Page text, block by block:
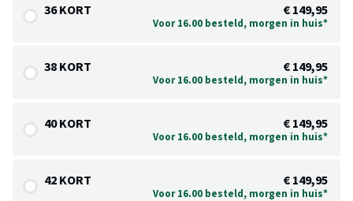
36 KORT € 149,95
Voor 16.00 besteld, morgen in huis*
38 KORT € 149,95
Voor 16.00 besteld, morgen in huis*
40 KORT € 149,95
Voor 16.00 besteld, morgen in huis*
42 KORT € 149,95
Voor 16.00 besteld, morgen in huis*